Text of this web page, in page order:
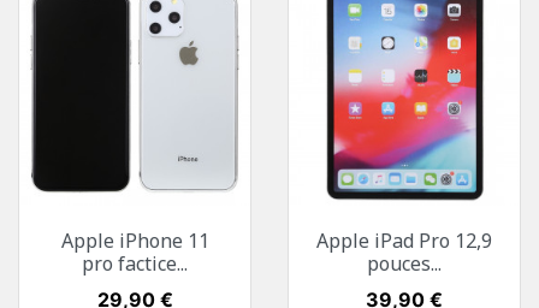
Apple iPhone 11
pro factice...
Prix
29,90 €
Apple iPad Pro 12,9
pouces...
Prix
39,90 €